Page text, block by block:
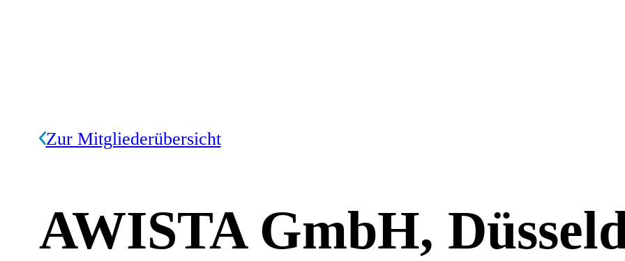
Zur Mitgliederübersicht
AWISTA GmbH,